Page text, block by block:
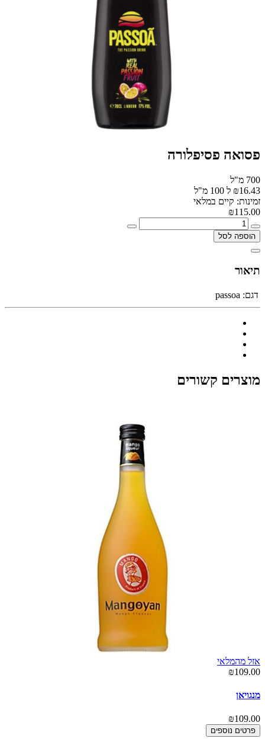
פסואה פסיפלורה
700 מ"ל
₪16.43 ל 100 מ"ל
זמינות: קיים במלאי
₪115.00
הוספה לסל
תיאור
דגם: passoa
מוצרים קשורים
אזל מהמלאי
₪109.00
מנגויאן
₪109.00
פרטים נוספים